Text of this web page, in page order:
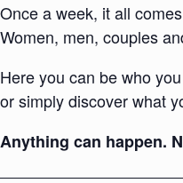
Once a week, it all
Women, men, couples
Here you can be who
or simply discover what
Anything can happen.